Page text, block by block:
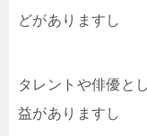
どがありますし
タレントや俳優と
益がありますし